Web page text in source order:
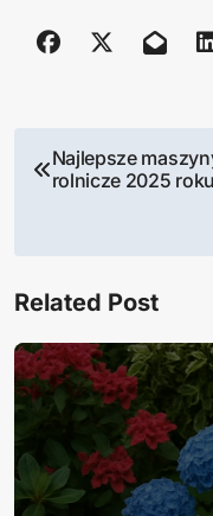
N
i
g
a
c
j
Najlepsze
rolnicze 2025 roku
Related Post